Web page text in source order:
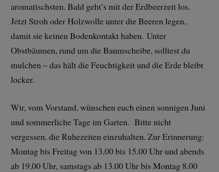
aromatischsten. Bald geht’s mit der Erdbeerzeit los.
Jetzt Stroh oder Holzwolle unter die Beeren legen,
damit sie keinen Bodenkontakt haben. Unter
Obstbäumen, rund um die Baumscheibe, solltest du
mulchen – das hält die Feuchtigkeit und die Erde bleibt
locker.
Wir, vom Vorstand, wünschen euch einen sonnigen Juni
und sommerliche Tage im Garten. Bitte nicht
vergessen, die Ruhezeiten einzuhalten. Zur Erinnerung:
Montag bis Freitag von 13.00 bis 15.00 Uhr und abends
ab 19.00 Uhr, samstags ab 13.00 Uhr bis Montag 8.00